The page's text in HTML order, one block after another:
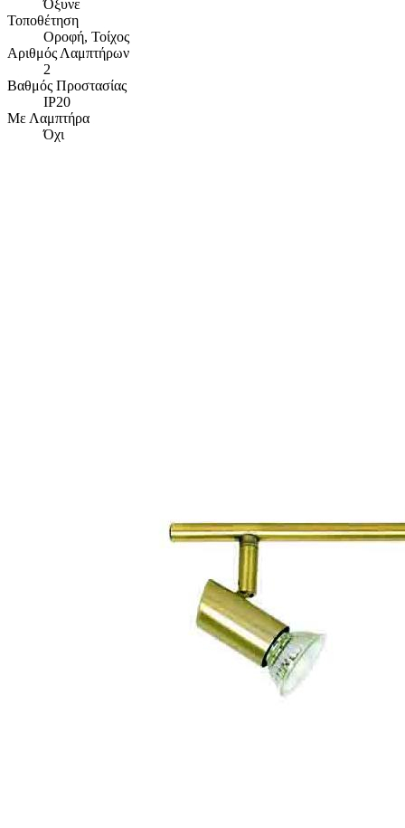
Όξυνε
Τοποθέτηση
Οροφή, Τοίχος
Αριθμός Λαμπτήρων
2
Βαθμός Προστασίας
IP20
Με Λαμπτήρα
Όχι